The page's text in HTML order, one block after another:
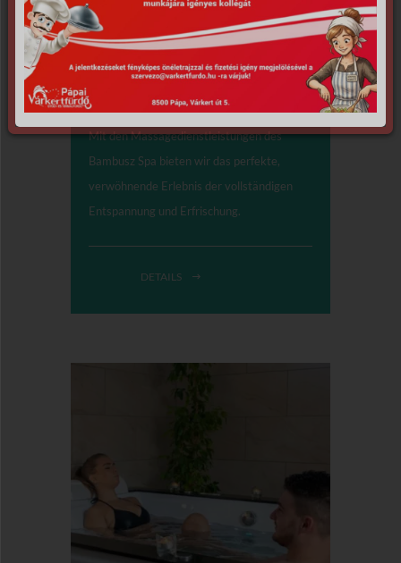
Körperbehandlungen
erfrischende Massage (30')
erfrischende Ganzkörpermassage (45')
Mit den Massagedienstleistungen des
Bambusz Spa bieten wir das perfekte,
verwöhnende Erlebnis der vollständigen
Entspannung und Erfrischung.
DETAILS